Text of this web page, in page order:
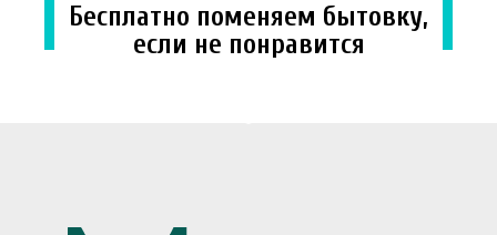
Бесплатно поменяем бытовку,
если не понравится